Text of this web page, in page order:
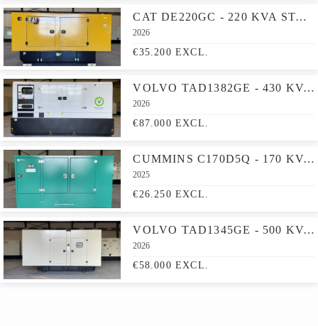
CAT DE220GC - 220 KVA STAND-BY GENERATOR - DPX-18212
2026
€35.200 EXCL.
VOLVO TAD1382GE - 430 KVA STAGE V GENERATOR - DPX-19032
2026
€87.000 EXCL.
CUMMINS C170D5Q - 170 KVA GENERATOR - DPX-18511-Q
2025
€26.250 EXCL.
VOLVO TAD1345GE - 500 KVA GENERATOR - DPX-18881
2026
€58.000 EXCL.